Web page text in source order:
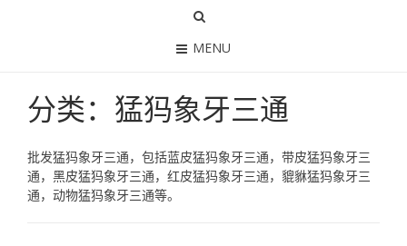
MENU
分类：猛犸象牙三通
批发猛犸象牙三通，包括蓝皮猛犸象牙三通，带皮猛犸象牙三
通，黑皮猛犸象牙三通，红皮猛犸象牙三通，貔貅猛犸象牙三
通，动物猛犸象牙三通等。